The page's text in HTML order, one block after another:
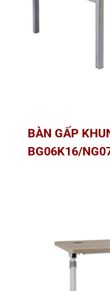
BÀN GẤP
BG06K16/